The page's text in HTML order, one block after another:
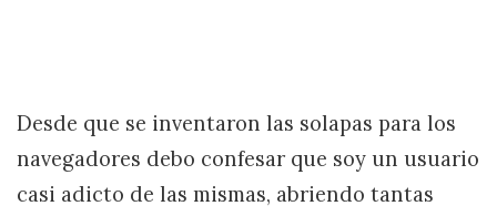
Desde que se inventaron las solapas para los
navegadores debo confesar que soy un usuario
casi adicto de las mismas, abriendo tantas